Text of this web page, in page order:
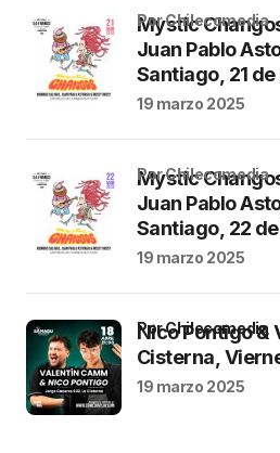
Mystic
Juan Pablo
Santiago, 21
por Chilecomedia
19 marzo 2025
Mystic
Juan Pablo
Santiago, 22
por Chilecomedia
19 marzo 2025
Nico Pontigo &
Cisterna,
por Chilecomedia
19 marzo 2025